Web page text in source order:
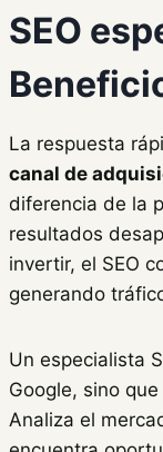
SEO
La respuesta
canal de
diferencia de la
resultados
invertir, el SEO
generando
Un especialista
Google, sino
Analiza el